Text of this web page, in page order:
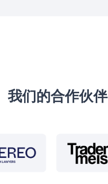
我们的合作伙伴